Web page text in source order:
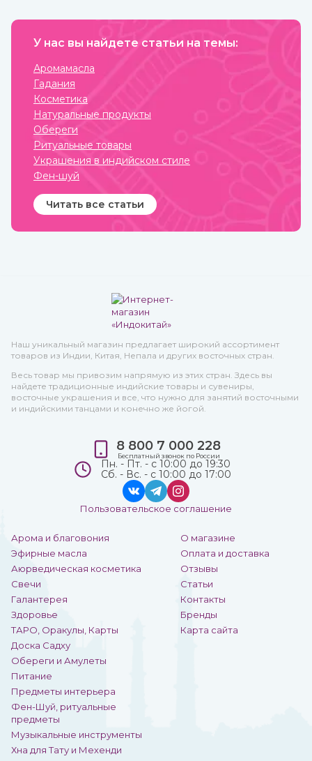
градусов из корней,
растений. При этом
разрушаются, а вот аромат
может и поменяться.
Купите различные
натуральные гидролаты в
интернет-магазине
ИндоКитай с доставкой по
России.
мехенди не установлено.
хной занимались народы
У нас вы найдете статьи на темы:
Аромамасла
Гадания
Косметика
Натуральные продукты
Обереги
Ритуальные товары
Украшения в индийском стиле
Фен-шуй
Читать все статьи
Наш уникальный магазин предлагает широкий ассортимент
товаров из Индии, Китая, Непала и других восточных стран.
Весь товар мы привозим напрямую из этих стран. Здесь вы
найдете традиционные индийские товары и сувениры,
восточные украшения и все, что нужно для занятий восточными
и индийскими танцами и конечно же йогой.
Арома и благовония
Эфирные масла
Аюрведическая косметика
Свечи
Галантерея
Здоровье
ТАРО, Оракулы, Карты
Доска Садху
Обереги и Амулеты
Питание
Предметы интерьера
Фен-Шуй, ритуальные
предметы
Музыкальные инструменты
Хна для Тату и Мехенди
О магазине
Оплата и доставка
Отзывы
Статьи
Контакты
Бренды
Карта сайта
8 800 7 000 228
Бесплатный звонок по России
Пн. - Пт. - с 10:00 до 19:30
Сб. - Вс. - с 10:00 до 17:00
Пользовательское соглашение